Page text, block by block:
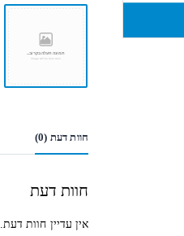
חוות דעת (0)
חוות דעת
אין עדיין חוות דעת.